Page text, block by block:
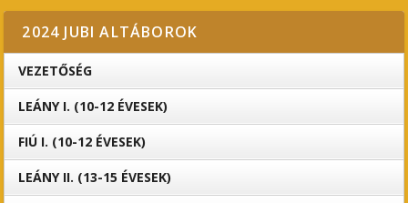
2024 JUBI ALTÁBOROK
VEZETŐSÉG
LEÁNY I. (10-12 ÉVESEK)
FIÚ I. (10-12 ÉVESEK)
LEÁNY II. (13-15 ÉVESEK)